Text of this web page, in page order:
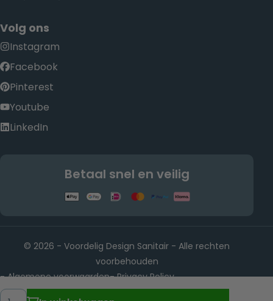
Hoeveelheid
Volg ons
Instagram
Facebook
Pinterest
Youtube
LinkedIn
Betaal snel en veilig
© 2026 - Voordelig Design Sanitair - Alle rechten
voorbehouden
- Algemene voorwaarden- Privacy Policy
-Rietwijkeroordweg 22, 1432 JE Aalsmeer KvK-nummer: